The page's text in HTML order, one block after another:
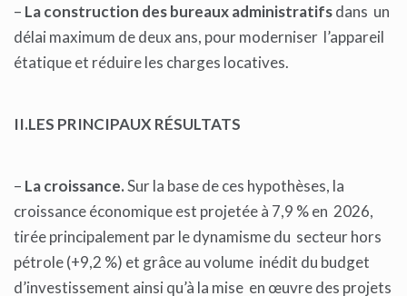
– La construction des bureaux administratifsdans un
délai maximum de deux ans, pour moderniser l’appareil
étatique et réduire les charges locatives.
II.LES PRINCIPAUX RÉSULTATS
– La croissance.Sur la base de ces hypothèses, la
croissance économique est projetée à 7,9 % en 2026,
tirée principalement par le dynamisme du secteur hors
pétrole (+9,2 %) et grâce au volume inédit du budget
d’investissement ainsi qu’à la mise en œuvre des projets